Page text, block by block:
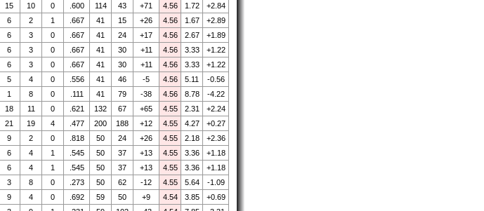
15 10 0 .600 114 43 +71 4.56 1.72
+2.84
6 2 1 .667 41 15 +26 4.56 1.67
+2.89
6 3 0 .667 41 24 +17 4.56 2.67
+1.89
6 3 0 .667 41 30 +11 4.56 3.33
+1.22
6 3 0 .667 41 30 +11 4.56 3.33
+1.22
5 4 0 .556 41 46 -5 4.56 5.11
-0.56
1 8 0 .111 41 79 -38 4.56 8.78
-4.22
18 11 0 .621 132 67 +65 4.55 2.31
+2.24
21 19 4 .477 200 188 +12 4.55 4.27
+0.27
9 2 0 .818 50 24 +26 4.55 2.18
+2.36
6 4 1 .545 50 37 +13 4.55 3.36
+1.18
6 4 1 .545 50 37 +13 4.55 3.36
+1.18
3 8 0 .273 50 62 -12 4.55 5.64
-1.09
9 4 0 .692 59 50 +9 4.54 3.85
+0.69